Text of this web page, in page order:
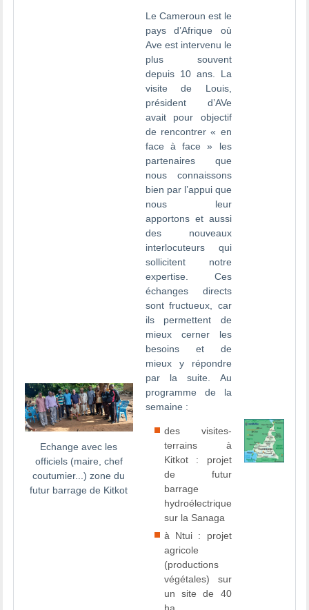
Echange avec les
officiels (maire, chef
coutumier...) zone du
futur barrage de Kitkot
Le Cameroun est le
pays d’Afrique où
Ave est intervenu le
plus souvent
depuis 10 ans. La
visite de Louis,
président d’AVe
avait pour objectif
de rencontrer « en
face à face » les
partenaires que
nous connaissons
bien par l’appui que
nous leur
apportons et aussi
des nouveaux
interlocuteurs qui
sollicitent notre
expertise. Ces
échanges directs
sont fructueux, car
ils permettent de
mieux cerner les
besoins et de
mieux y répondre
par la suite. Au
programme de la
semaine :
des visites-
terrains à
Kitkot : projet
de futur
barrage
hydroélectrique
sur la Sanaga
à Ntui : projet
agricole
(productions
végétales) sur
un site de 40
ha